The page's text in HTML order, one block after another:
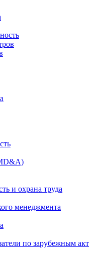
и охрана труда
менеджмента
по зарубежным